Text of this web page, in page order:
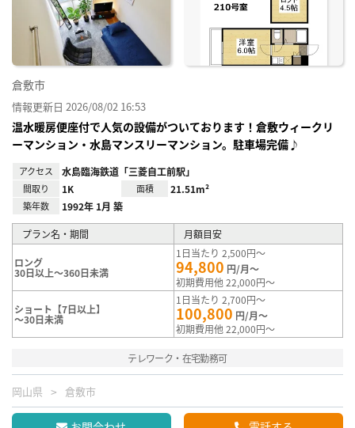
倉敷市
情報更新日 2026/08/02 16:53
温水暖房便座付で人気の設備がついております！倉敷ウィークリ
ーマンション・水島マンスリーマンション。駐車場完備♪
アクセス 水島臨海鉄道「三菱自工前駅」
間取り 1K 面積 21.51m²
築年数 1992年 1月 築
プラン名・期間 月額目安
ロング
30日以上～360日未満
1日当たり 2,500円～
94,800 円/月～
初期費用他 22,000円～
ショート【7日以上】
～30日未満
1日当たり 2,700円～
100,800 円/月～
初期費用他 22,000円～
テレワーク・在宅勤務可
岡山県 倉敷市